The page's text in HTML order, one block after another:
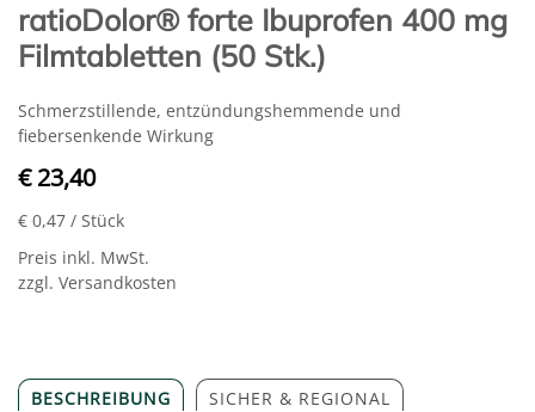
ratioDolor® forte Ibuprofen 400 mg
Filmtabletten (50 Stk.)
Schmerzstillende, entzündungshemmende und
fiebersenkende Wirkung
€ 23,40
€ 0,47 / Stück
Preis inkl. MwSt.
zzgl. Versandkosten
BESCHREIBUNG SICHER & REGIONAL